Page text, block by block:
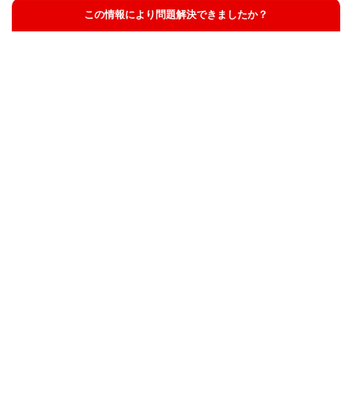
この情報により問題解決できましたか？